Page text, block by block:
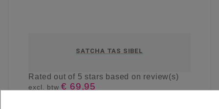
SATCHA TAS SIBEL
Ratedout of 5 stars based on review(s)
excl. btw€ 69,95